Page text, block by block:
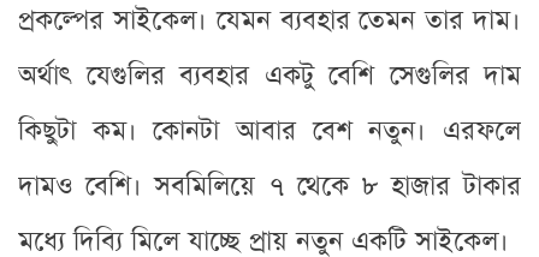
প্রকল্পের সাইকেল। যেমন ব্যবহার তেমন তার দাম।
অর্থাৎ যেগুলির ব্যবহার একটু বেশি সেগুলির দাম
কিছুটা কম। কোনটা আবার বেশ নতুন। এরফলে
দামও বেশি। সবমিলিয়ে ৭ থেকে ৮ হাজার টাকার
মধ্যে দিব্যি মিলে যাচ্ছে প্রায় নতুন একটি সাইকেল।